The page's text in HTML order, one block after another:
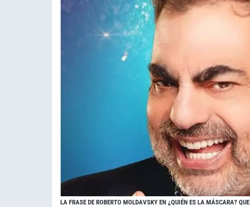
LA FRASE DE ROBERTO MOLDAVSKY EN ¿QUIÉN ES LA MÁSCARA?